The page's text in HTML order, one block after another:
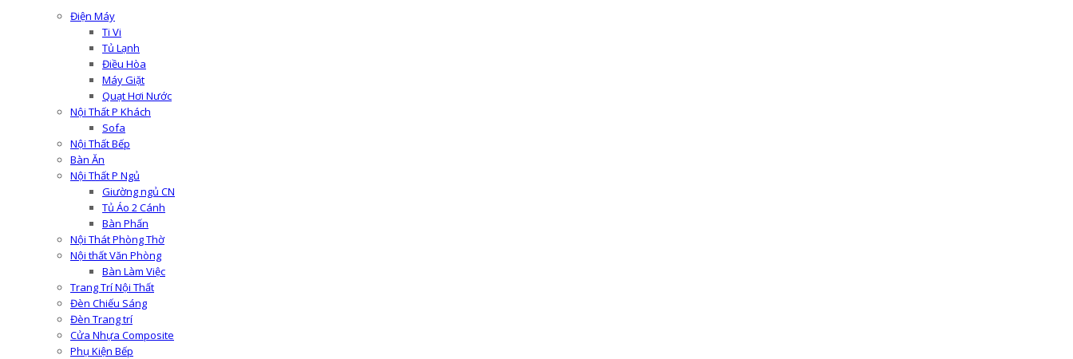
Điện Máy
Ti Vi
Tủ Lạnh
Điều Hòa
Máy Giặt
Quạt Hơi Nước
Nội Thất P Khách
Sofa
Nội Thất Bếp
Bàn Ăn
Nội Thất P Ngủ
Giường ngủ CN
Tủ Áo 2 Cánh
Bàn Phấn
Nội Thát Phòng Thờ
Nội thất Văn Phòng
Bàn Làm Việc
Trang Trí Nội Thất
Đèn Chiếu Sáng
Đèn Trang trí
Cửa Nhựa Composite
Phụ Kiện Bếp